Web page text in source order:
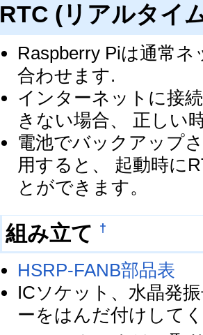
RTC (リアルタイ
Raspberry Piは通常
合わせます.
インターネットに接
きない場合、 正しい
電池でバックアップ
用すると、 起動時に
とができます。
組み立て †
HSRP-FANB部品表
ICソケット、水晶発
ーをはんだ付けして